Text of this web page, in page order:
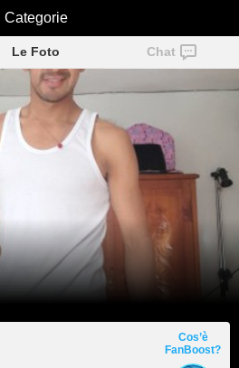
Adicto8
Le Foto Chat
Cos’è
FanBoost?
Categorie